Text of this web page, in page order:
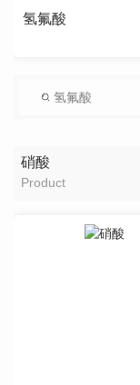
氢氟酸
氢氟酸
硝酸
Product